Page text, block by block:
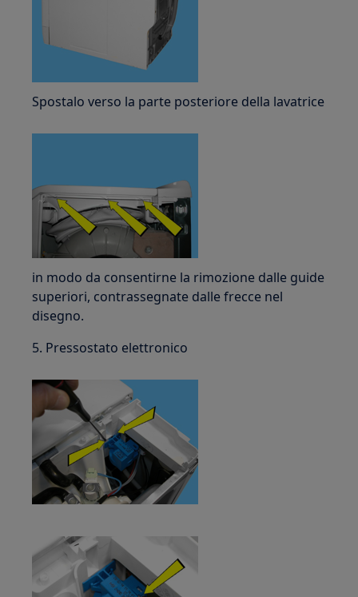
Spostalo verso la parte posteriore della lavatrice
in modo da consentirne la rimozione dalle guide
superiori, contrassegnate dalle frecce nel
disegno.
5. Pressostato elettronico